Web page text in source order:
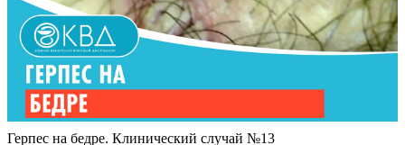
Герпес на бедре. Клинический случай №13